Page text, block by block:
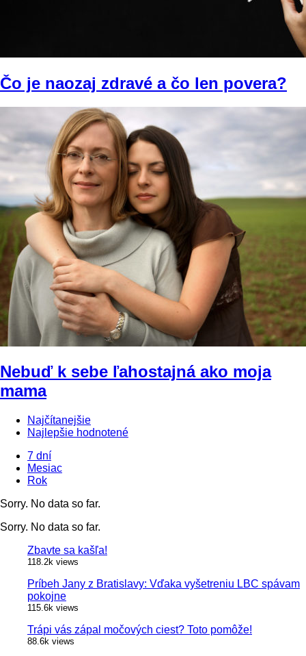
Čo je naozaj zdravé a čo len povera?
Nebuď k sebe ľahostajná ako moja
mama
Najčítanejšie
Najlepšie hodnotené
7 dní
Mesiac
Rok
Sorry. No data so far.
Sorry. No data so far.
Zbavte sa kašľa!
118.2k views
Príbeh Jany z Bratislavy: Vďaka vyšetreniu LBC spávam
pokojne
115.6k views
Trápi vás zápal močových ciest? Toto pomôže!
88.6k views